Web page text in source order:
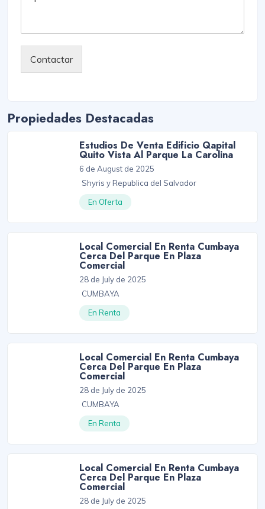
Contactar
Propiedades Destacadas
Estudios De Venta Edificio Qapital
Quito Vista Al Parque La Carolina
6 de August de 2025
Shyris y Republica del Salvador
En Oferta
Local Comercial En Renta Cumbaya
Cerca Del Parque En Plaza
Comercial
28 de July de 2025
CUMBAYA
En Renta
Local Comercial En Renta Cumbaya
Cerca Del Parque En Plaza
Comercial
28 de July de 2025
CUMBAYA
En Renta
Local Comercial En Renta Cumbaya
Cerca Del Parque En Plaza
Comercial
28 de July de 2025